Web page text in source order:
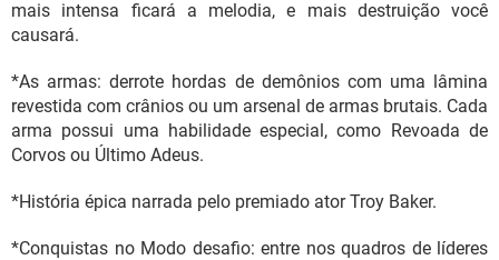
mais intensa ficará a melodia, e mais destruição você
causará.
*As armas: derrote hordas de demônios com uma lâmina
revestida com crânios ou um arsenal de armas brutais. Cada
arma possui uma habilidade especial, como Revoada de
Corvos ou Último Adeus.
*História épica narrada pelo premiado ator Troy Baker.
*Conquistas no Modo desafio: entre nos quadros de líderes